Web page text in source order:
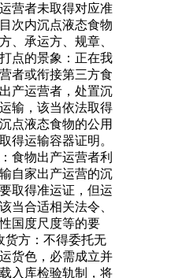
营者未取得对应准
次内沉点液态食物
、承运方、规章、
点的景象：正在我
者或衔接第三方食
产运营者，处置沉
输，该当依法取得
点液态食物的公用
得运输容器证明。
食物出产运营者利
自家出产运营的沉
取得准运证，但运
当合适相关法令、
国度尺度等的要
货方：不得委托无
货色，必需成立并
入库检验轨制，将